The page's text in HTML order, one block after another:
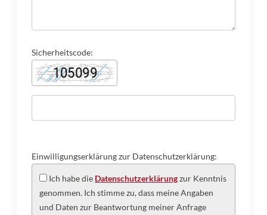
Sicherheitscode:
Einwilligungserklärung zur Datenschutzerklärung:
Ich habe die Datenschutzerklärungzur Kenntnis
genommen. Ich stimme zu, dass meine Angaben
und Daten zur Beantwortung meiner Anfrage